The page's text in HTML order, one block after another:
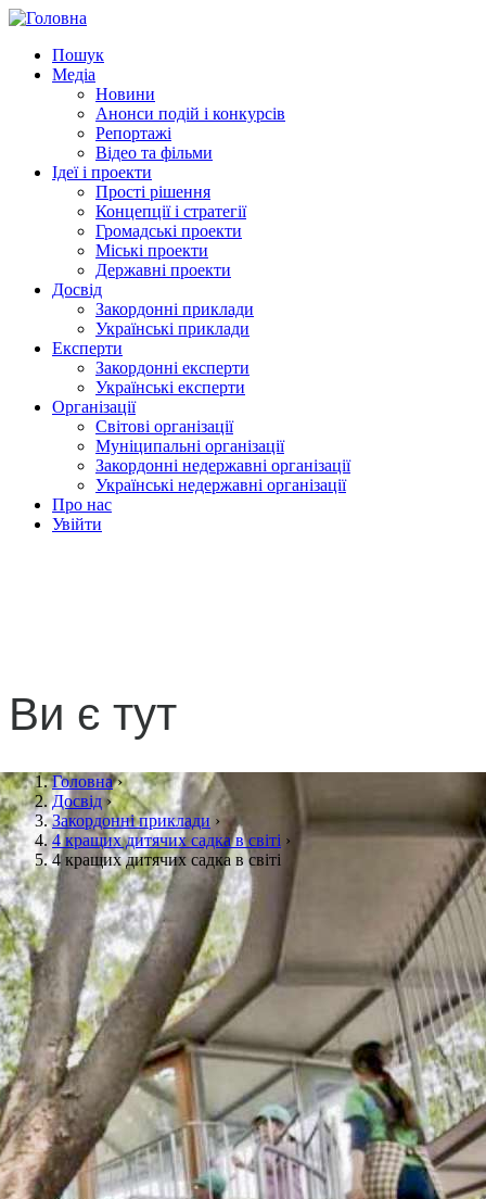
Пошук
Медіа
Новини
Анонси подій і конкурсів
Репортажі
Відео та фільми
Ідеї і проекти
Прості рішення
Концепції і стратегії
Громадські проекти
Міські проекти
Державні проекти
Досвід
Закордонні приклади
Українські приклади
Експерти
Закордонні експерти
Українські експерти
Організації
Світові організації
Муніципальні організації
Закордонні недержавні організації
Українські недержавні організації
Про нас
Увійти
Ви є тут
Головна›
Досвід›
Закордонні приклади ›
4 кращих дитячих садка в світі ›
4 кращих дитячих садка в світі